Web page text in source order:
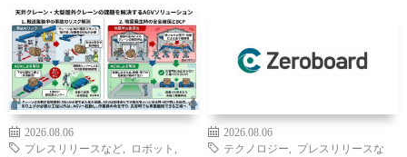
2026.08.06
プレスリリースなど
ロボット
2026.08.06
テクノロジー
プレスリリースな